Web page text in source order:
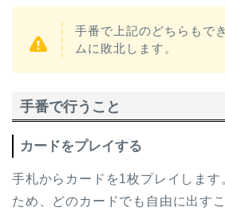
手番で上記のどちらもで
ムに敗北します。
手番で行うこと
カードをプレイする
手札からカードを1枚プレイします
ため、どのカードでも自由に出す